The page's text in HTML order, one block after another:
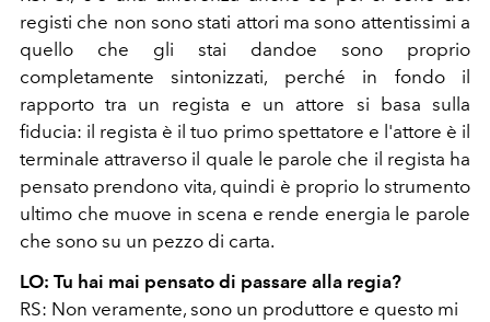
registi che non sono stati attori ma sono attentissimi a
quello che gli stai dandoe sono proprio
completamente sintonizzati, perché in fondo il
rapporto tra un regista e un attore si basa sulla
fiducia: il regista è il tuo primo spettatore e l'attore è il
terminale attraverso il quale le parole che il regista ha
pensato prendono vita, quindi è proprio lo strumento
ultimo che muove in scena e rende energia le parole
che sono su un pezzo di carta.
LO: Tu hai mai pensato di passare alla regia?
RS: Non veramente, sono un produttore e questo mi